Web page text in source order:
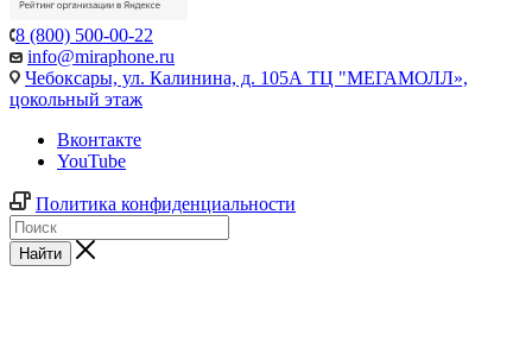
8 (800) 500-00-22
info@miraphone.ru
Чебоксары, ул. Калинина, д. 105А ТЦ "МЕГАМОЛЛ»,
цокольный этаж
Вконтакте
YouTube
Политика конфиденциальности
Найти